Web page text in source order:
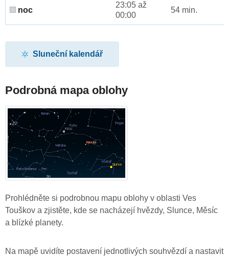
noc
23:05 až
00:00
54 min.
Sluneční kalendář
Podrobná mapa oblohy
Prohlédněte si podrobnou mapu oblohy v oblasti Ves
Touškov a zjistěte, kde se nacházejí hvězdy, Slunce, Měsíc
a blízké planety.
Na mapě uvidíte postavení jednotlivých souhvězdí a nastavit